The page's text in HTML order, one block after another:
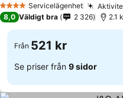
4 StjärnorServicelägenhet
8,0 Väldigt bra 2 326 2.1
Från 521 kr
Se priser från 9 sidor